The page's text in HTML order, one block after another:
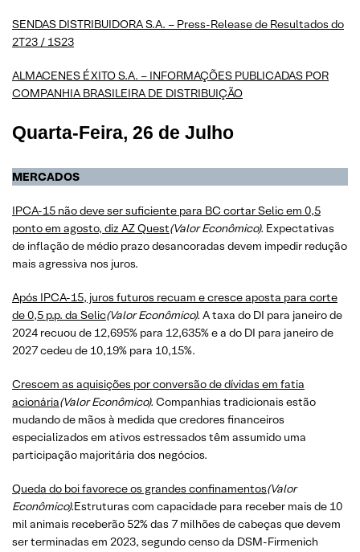
SENDAS DISTRIBUIDORA S.A. – Press-Release de Resultados do
2T23 / 1S23
ALMACENES ÉXITO S.A. – INFORMAÇÕES PUBLICADAS POR
COMPANHIA BRASILEIRA DE DISTRIBUIÇÃO
Quarta-Feira, 26 de Julho
MERCADOS
​​​​​​​IPCA-15 não deve ser suficiente para BC cortar Selic em 0,5
ponto em agosto, diz AZ Quest(Valor Econômico). Expectativas
de inflação de médio prazo desancoradas devem impedir redução
mais agressiva nos juros.
​​​​​​​Após IPCA-15, juros futuros recuam e cresce aposta para corte
de 0,5 p.p. da Selic(Valor Econômico). A taxa do DI para janeiro de
2024 recuou de 12,695% para 12,635% e a do DI para janeiro de
2027 cedeu de 10,19% para 10,15%.
Crescem as aquisições por conversão de dívidas em fatia
acionária(Valor Econômico). Companhias tradicionais estão
mudando de mãos à medida que credores financeiros
especializados em ativos estressados têm assumido uma
participação majoritária dos negócios.
​​​​​​​Queda do boi favorece os grandes confinamentos(Valor
Econômico).Estruturas com capacidade para receber mais de 10
mil animais receberão 52% das 7 milhões de cabeças que devem
ser terminadas em 2023, segundo censo da DSM-Firmenich